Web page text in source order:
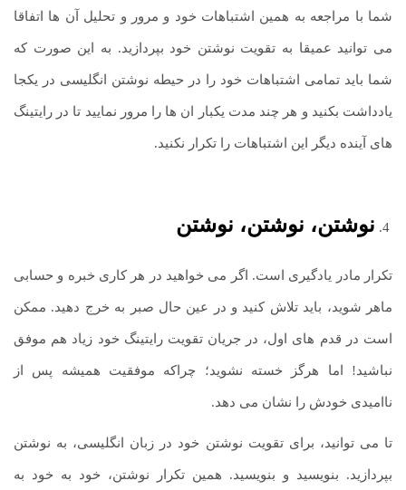
شما با مراجعه به همین اشتباهات خود و مرور و تحلیل آن ها اتفاقا
می توانید عمیقا به تقویت نوشتن خود بپردازید. به این صورت که
شما باید تمامی اشتباهات خود را در حیطه نوشتن انگلیسی در یکجا
یادداشت بکنید و هر چند مدت یکبار ان ها را مرور نمایید تا در رایتینگ
های آینده دیگر این اشتباهات را تکرار نکنید.
نوشتن، نوشتن، نوشتن
تکرار مادر یادگیری است. اگر می خواهید در هر کاری خبره و حسابی
ماهر شوید، باید تلاش کنید و در عین حال صبر به خرج دهید. ممکن
است در قدم های اول، در جریان تقویت رایتینگ خود زیاد هم موفق
نباشید! اما هرگز خسته نشوید؛ چراکه موفقیت همیشه پس از
ناامیدی خودش را نشان می دهد.
تا می توانید، برای تقویت نوشتن خود در زبان انگلیسی، به نوشتن
بپردازید. بنویسید و بنویسید. همین تکرار نوشتن، خود به خود به